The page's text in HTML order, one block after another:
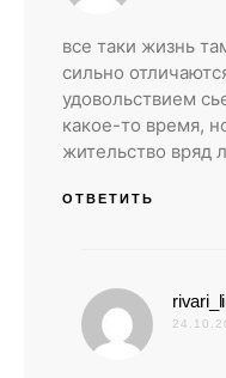
все таки жизнь
сильно
удовольствием
какое-то время,
жительство вряд
ОТВЕТИТЬ